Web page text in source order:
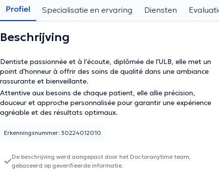
Profiel Specialisatie en ervaring Diensten
Beschrijving
Dentiste passionnée et à l'écoute, diplômée de l'ULB, elle met un
point d'honneur à offrir des soins de qualité dans une ambiance
rassurante et bienveillante.
Attentive aux besoins de chaque patient, elle allie précision,
douceur et approche personnalisée pour garantir une expérience
agréable et des résultats optimaux.
Erkenningsnummer: 30224012010
De beschrijving werd aangepast door het Doctoranytime team,
gebaseerd op geverifieerde informatie.